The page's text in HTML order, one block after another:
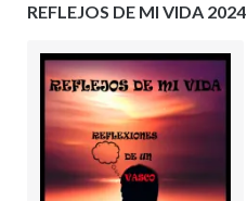
REFLEJOS DE MI VIDA 2024